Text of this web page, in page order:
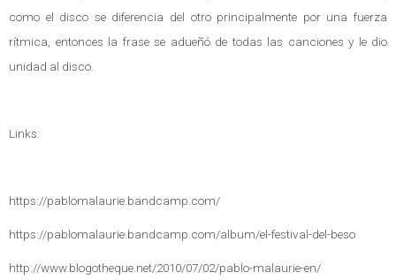
como el disco se diferencia del otro principalmente por una fuerza
rítmica, entonces la frase se adueñó de todas las canciones y le dio
unidad al disco.
Links:
https://pablomalaurie.bandcamp.com/
https://pablomalaurie.bandcamp.com/album/el-festival-del-beso
http://www.blogotheque.net/2010/07/02/pablo-malaurie-en/